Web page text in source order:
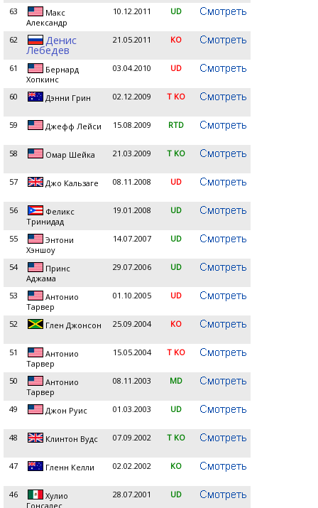
63
Макс
Александр
10.12.2011 UD
62 Денис
Лебедев
21.05.2011 KO
61
Бернард
Хопкинс
03.04.2010 UD
60 Дэнни Грин 02.12.2009 T KO
59 Джефф Лейси 15.08.2009 RTD
58 Омар Шейка 21.03.2009 T KO
57 Джо Кальзаге 08.11.2008 UD
56
Феликс
Тринидад
19.01.2008 UD
55
Энтони
Хэншоу
14.07.2007 UD
54
Принс
Аджама
29.07.2006 UD
53
Антонио
Тарвер
01.10.2005 UD
52 Глен Джонсон 25.09.2004 KO
51
Антонио
Тарвер
15.05.2004 T KO
50
Антонио
Тарвер
08.11.2003 MD
49 Джон Руис 01.03.2003 UD
48 Клинтон Вудс 07.09.2002 T KO
47 Гленн Келли 02.02.2002 KO
46
Хулио
Гонсалес
28.07.2001 UD